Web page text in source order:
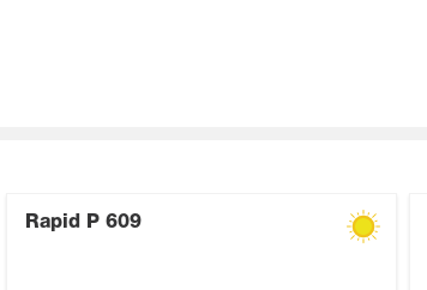
Rapid P 609